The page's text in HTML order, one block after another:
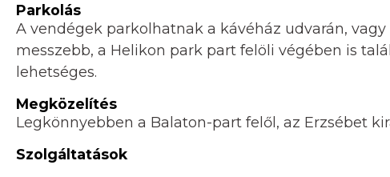
Parkolás
A vendégek parkolhatnak a kávéház udvarán,
messzebb, a Helikon park part felöli végében is
lehetséges.
Megközelítés
Legkönnyebben a Balaton-part felől, az Erzsébet
Szolgáltatások